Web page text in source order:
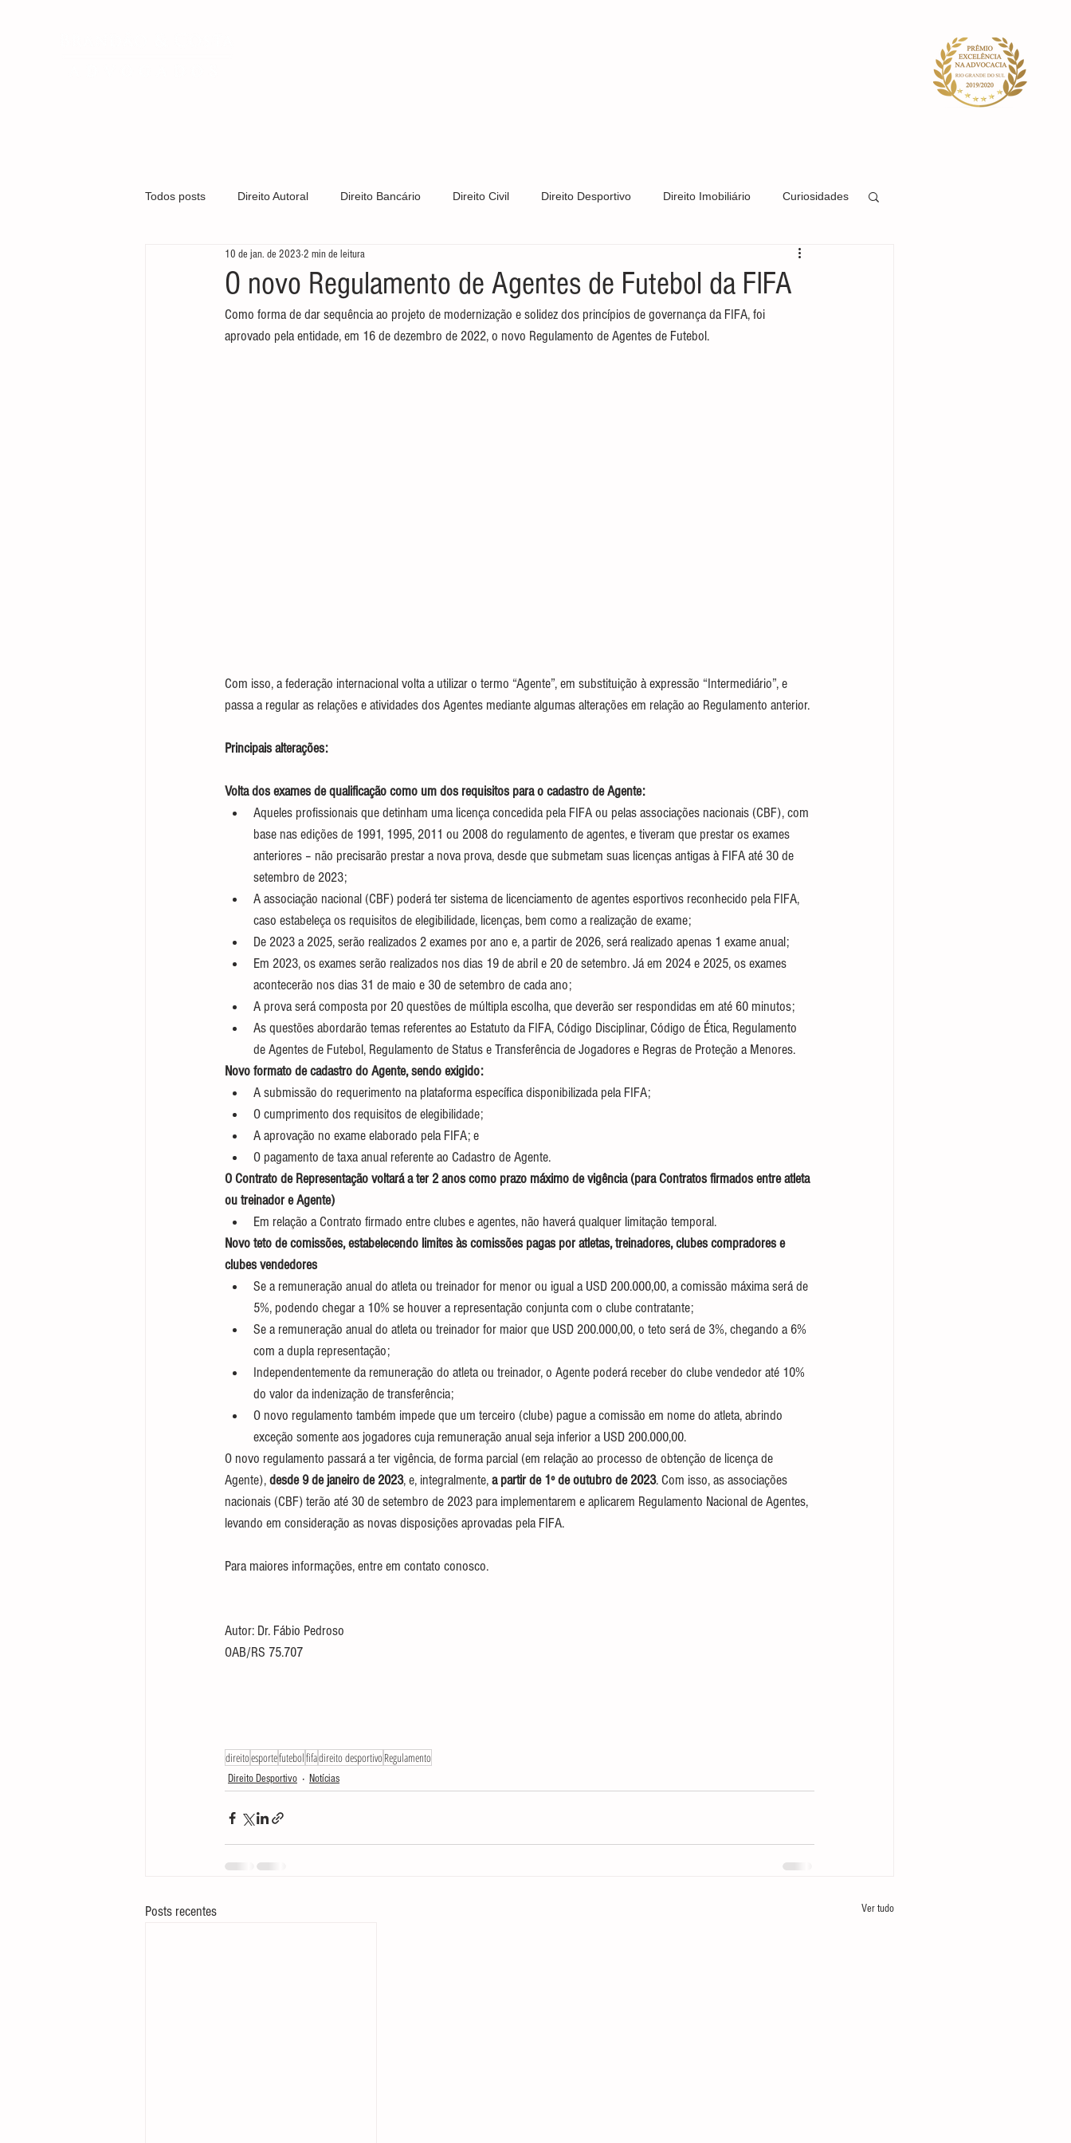
Todos posts Direito Autoral Direito Bancário Direito Civil Direito Desportivo Direito Imobiliário Curiosidades
Direito Médico Direito Trabalhista Direito Societário
Gestão Organizacional Marcas e Patentes Notícias LGPD Direito Constitucional Direito Previdenciário
O novo Regulamento de Agentes de Futebol da FIFA
10 de jan. de 2023 2 min de leitura
Como forma de dar sequência ao projeto de modernização e solidez dos princípios de governança da FIFA, foi
aprovado pela entidade, em 16 de dezembro de 2022, o novo Regulamento de Agentes de Futebol.
Com isso, a federação internacional volta a utilizar o termo “Agente”, em substituição à expressão “Intermediário”, e
passa a regular as relações e atividades dos Agentes mediante algumas alterações em relação ao Regulamento anterior.
Principais alterações:
Volta dos exames de qualificação como um dos requisitos para o cadastro de Agente:
Aqueles profissionais que detinham uma licença concedida pela FIFA ou pelas associações nacionais (CBF), com
base nas edições de 1991, 1995, 2011 ou 2008 do regulamento de agentes, e tiveram que prestar os exames
anteriores – não precisarão prestar a nova prova, desde que submetam suas licenças antigas à FIFA até 30 de
setembro de 2023;
A associação nacional (CBF) poderá ter sistema de licenciamento de agentes esportivos reconhecido pela FIFA,
caso estabeleça os requisitos de elegibilidade, licenças, bem como a realização de exame;
De 2023 a 2025, serão realizados 2 exames por ano e, a partir de 2026, será realizado apenas 1 exame anual;
Em 2023, os exames serão realizados nos dias 19 de abril e 20 de setembro. Já em 2024 e 2025, os exames
acontecerão nos dias 31 de maio e 30 de setembro de cada ano;
A prova será composta por 20 questões de múltipla escolha, que deverão ser respondidas em até 60 minutos;
As questões abordarão temas referentes ao Estatuto da FIFA, Código Disciplinar, Código de Ética, Regulamento
de Agentes de Futebol, Regulamento de Status e Transferência de Jogadores e Regras de Proteção a Menores.
Novo formato de cadastro do Agente, sendo exigido:
A submissão do requerimento na plataforma específica disponibilizada pela FIFA;
O cumprimento dos requisitos de elegibilidade;
A aprovação no exame elaborado pela FIFA; e
O pagamento de taxa anual referente ao Cadastro de Agente.
O Contrato de Representação voltará a ter 2 anos como prazo máximo de vigência (para Contratos firmados entre atleta
ou treinador e Agente)
Em relação a Contrato firmado entre clubes e agentes, não haverá qualquer limitação temporal.
Novo teto de comissões, estabelecendo limites às comissões pagas por atletas, treinadores, clubes compradores e
clubes vendedores
Se a remuneração anual do atleta ou treinador for menor ou igual a USD 200.000,00, a comissão máxima será de
5%, podendo chegar a 10% se houver a representação conjunta com o clube contratante;
Se a remuneração anual do atleta ou treinador for maior que USD 200.000,00, o teto será de 3%, chegando a 6%
com a dupla representação;
Independentemente da remuneração do atleta ou treinador, o Agente poderá receber do clube vendedor até 10%
do valor da indenização de transferência;
O novo regulamento também impede que um terceiro (clube) pague a comissão em nome do atleta, abrindo
exceção somente aos jogadores cuja remuneração anual seja inferior a USD 200.000,00.
O novo regulamento passará a ter vigência, de forma parcial (em relação ao processo de obtenção de licença de
Agente), desde 9 de janeiro de 2023, e, integralmente, a partir de 1º de outubro de 2023. Com isso, as associações
nacionais (CBF) terão até 30 de setembro de 2023 para implementarem e aplicarem Regulamento Nacional de Agentes,
levando em consideração as novas disposições aprovadas pela FIFA.
Para maiores informações, entre em contato conosco.
Autor: Dr. Fábio Pedroso
OAB/RS 75.707
direitoesportefutebolfifadireito desportivoRegulamento
Direito Desportivo Notícias
Posts recentes Ver tudo